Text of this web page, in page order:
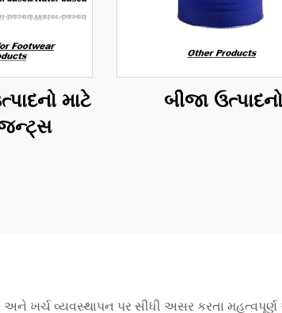
માટે
બીજા ઉત્પાદનો
ખર્ચ વ્યવસ્થાપન પર સીધી અસર કરતા